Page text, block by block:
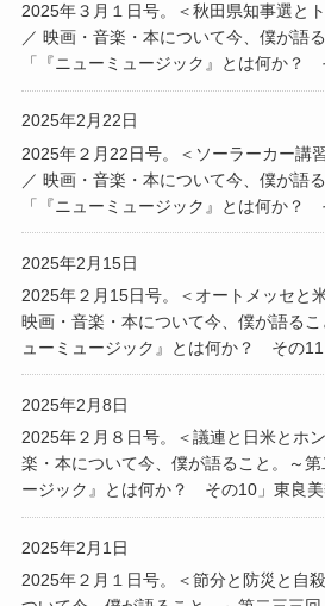
2025年３月１日号。＜秋田県知事選と
／ 映画・音楽・本について今、僕が語
「『ニューミュージック』とは何か？
2025年2月22日
2025年２月22日号。＜ソーラーカー講
／ 映画・音楽・本について今、僕が語
「『ニューミュージック』とは何か？
2025年2月15日
2025年２月15日号。＜オートメッセと
映画・音楽・本について今、僕が語る
ューミュージック』とは何か？ その11
2025年2月8日
2025年２月８日号。＜議連と日米とホ
楽・本について今、僕が語ること。～
ージック』とは何か？ その10」東良美
2025年2月1日
2025年２月１日号。＜節分と防災と自